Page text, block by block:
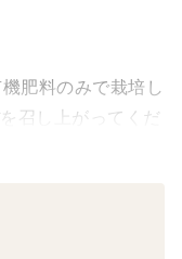
肥料のみで栽培し
召し上がってくだ
熟にこだわりつつ
底的に風通しと日